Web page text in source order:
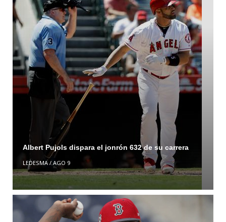
Albert Pujols dispara el jonrón 632 de su carrera
LEDESMA/AGO 9